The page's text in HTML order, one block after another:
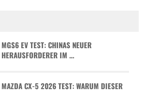
MGS6 EV TEST: CHINAS NEUER
HERAUSFORDERER IM …
MAZDA CX-5 2026 TEST: WARUM DIESER